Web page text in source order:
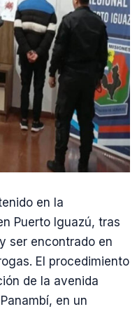
en la
Puerto Iguazú, tras
ser encontrado en
El procedimiento
de la avenida
en un